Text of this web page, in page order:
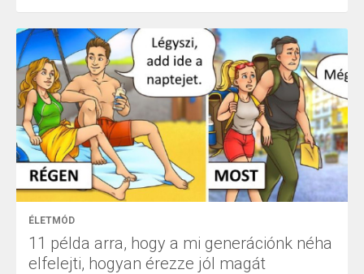
ÉLETMÓD
11 példa arra, hogy a mi generációnk néha
elfelejti, hogyan érezze jól magát